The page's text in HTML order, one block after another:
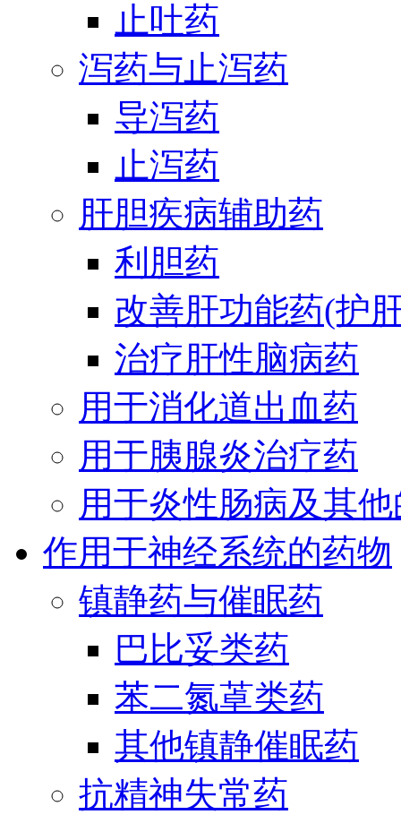
止吐药
泻药与止泻药
导泻药
止泻药
肝胆疾病辅助药
利胆药
改善肝功能药(护
治疗肝性脑病药
用于消化道出血药
用于胰腺炎治疗药
用于炎性肠病及其
作用于神经系统的药物
镇静药与催眠药
巴比妥类药
苯二氮䓬类药
其他镇静催眠药
抗精神失常药